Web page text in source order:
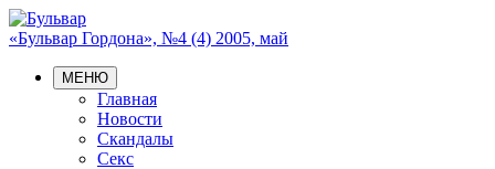
«Бульвар Гордона», №4 (4) 2005, май
МЕНЮ
Главная
Новости
Скандалы
Секс